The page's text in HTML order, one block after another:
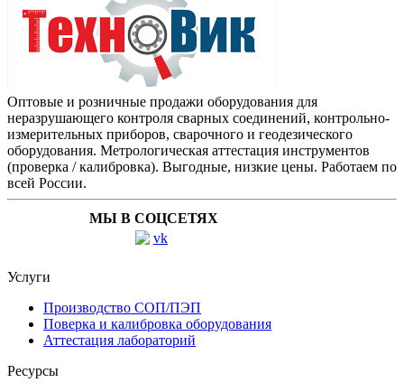
Оптовые и розничные продажи оборудования для
неразрушающего контроля сварных соединений, контрольно-
измерительных приборов, сварочного и геодезического
оборудования. Метрологическая аттестация инструментов
(проверка / калибровка). Выгодные, низкие цены. Работаем по
всей России.
МЫ В СОЦСЕТЯХ
Услуги
Производство СОП/ПЭП
Поверка и калибровка оборудования
Аттестация лабораторий
Ресурсы